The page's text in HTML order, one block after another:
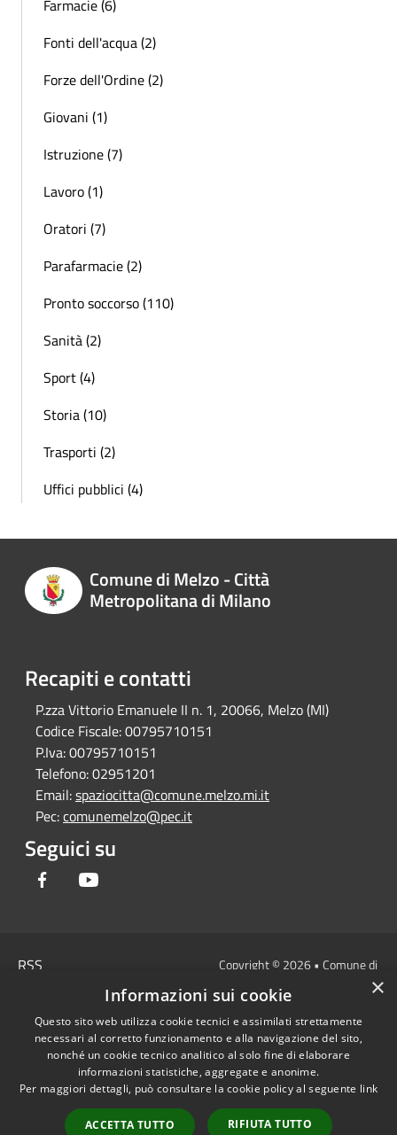
Farmacie (6)
Fonti dell'acqua (2)
Forze dell'Ordine (2)
Giovani (1)
Istruzione (7)
Lavoro (1)
Oratori (7)
Parafarmacie (2)
Pronto soccorso (110)
Sanità (2)
Sport (4)
Storia (10)
Trasporti (2)
Uffici pubblici (4)
Comune di Melzo - Città
Metropolitana di Milano
Recapiti e contatti
P.zza Vittorio Emanuele II n. 1, 20066, Melzo (MI)
Codice Fiscale:00795710151
P.Iva:00795710151
Telefono:02951201
Email:spaziocitta@comune.melzo.mi.it
Pec:comunemelzo@pec.it
Seguici su
Facebook
RSS
Cookie
Mappa del sito
Area Interna
Dichiarazione di
accessibilità e/o
Copyright © 2026 • Comune di
Melzo - Città Metropolitana di
Milano • Powered by
Municipium•Accesso
redazione
×
Informazioni sui cookie
Questo sito web utilizza cookie tecnici e assimilati strettamente
necessari al corretto funzionamento e alla navigazione del sito,
nonché un cookie tecnico analitico al solo fine di elaborare
informazioni statistiche, aggregate e anonime.
Per maggiori dettagli, può consultare la cookie policy al seguente link
ACCETTA TUTTO RIFIUTA TUTTO